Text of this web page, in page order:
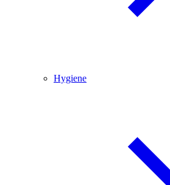
Hygiene